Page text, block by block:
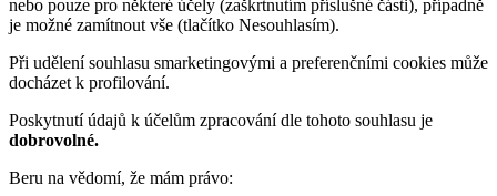
nebo pouze pro některé účely (zaškrtnutím příslušné části), případně
je možné zamítnout vše (tlačítko Nesouhlasím).
Při udělení souhlasu smarketingovými a preferenčními cookies může
docházet k profilování.
Poskytnutí údajů k účelům zpracování dle tohoto souhlasu je
dobrovolné.
Beru na vědomí, že mám právo: